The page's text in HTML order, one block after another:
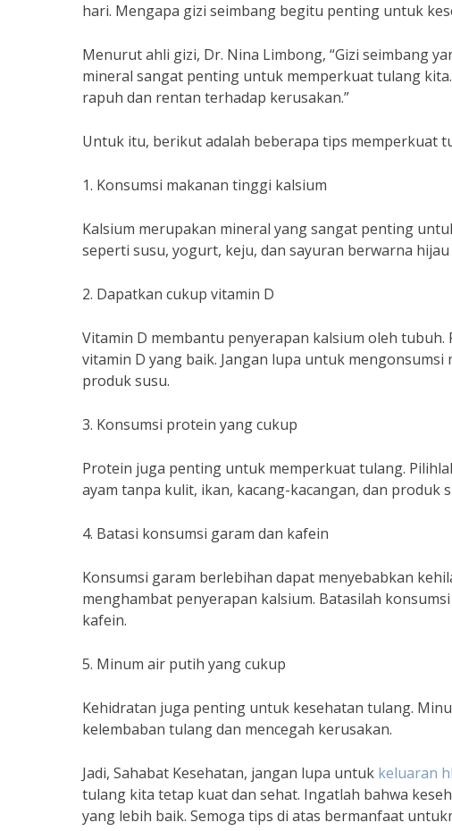
hari. Mengapa gizi seimbang begitu penting untuk
Menurut ahli gizi, Dr. Nina Limbong, “Gizi seimbang
mineral sangat penting untuk memperkuat tulang
rapuh dan rentan terhadap kerusakan.”
Untuk itu, berikut adalah beberapa tips memperkuat
1. Konsumsi makanan tinggi kalsium
Kalsium merupakan mineral yang sangat penting
seperti susu, yogurt, keju, dan sayuran berwarna
2. Dapatkan cukup vitamin D
Vitamin D membantu penyerapan kalsium oleh
vitamin D yang baik. Jangan lupa untuk
produk susu.
3. Konsumsi protein yang cukup
Protein juga penting untuk memperkuat tulang.
ayam tanpa kulit, ikan, kacang-kacangan, dan produk
4. Batasi konsumsi garam dan kafein
Konsumsi garam berlebihan dapat menyebabkan
menghambat penyerapan kalsium. Batasilah
kafein.
5. Minum air putih yang cukup
Kehidratan juga penting untuk kesehatan tulang.
kelembaban tulang dan mencegah kerusakan.
Jadi, Sahabat Kesehatan, jangan lupa untuk keluaran
tulang kita tetap kuat dan sehat. Ingatlah bahwa
yang lebih baik. Semoga tips di atas bermanfaat